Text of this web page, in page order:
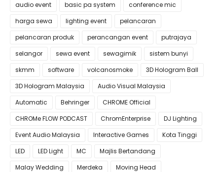
audio event
basic pa system
conference mic
harga sewa
lighting event
pelancaran
pelancaran produk
perancangan event
putrajaya
selangor
sewa event sewagimik
sistem bunyi
skmm
software volcanosmoke
3D Hologram Ball
3D Hologram Malaysia
Audio Visual Malaysia
Automatic
Behringer
CHROME Official
CHROMe FLOW PODCAST
ChromEnterprise
DJ Lighting
Event Audio Malaysia
Interactive Games
Kota Tinggi
LED
LED Light MC
Majlis Bertandang
Malay Wedding
Merdeka
Moving Head